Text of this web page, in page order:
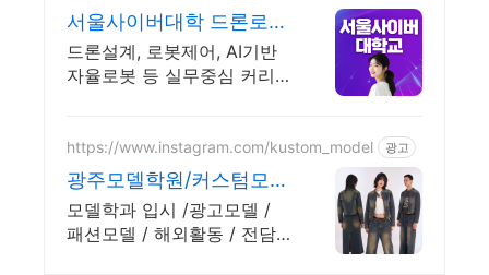
서울사이버대학 드론로봇
공학과 2026 가을학기 신
편입생
드론설계, 로봇제어, AI기반
자율로봇 등 실무중심 커리
박사 온라인복수학위까지
https://www.instagram.com/kustom_model 광고
광주모델학원/커스텀모델
학원
모델학과 입시 /광고모델 /
패션모델 / 해외활동 / 전담